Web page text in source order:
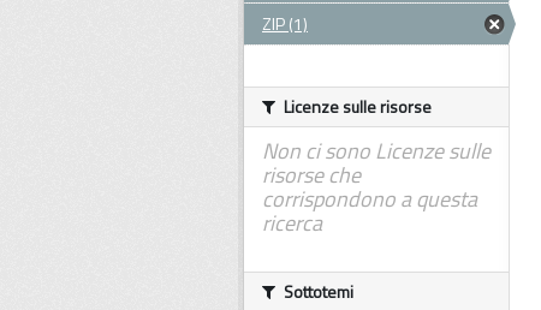
ZIP (1)
Licenze sulle risorse
Non ci sono Licenze sulle
risorse che
corrispondono a questa
ricerca
Sottotemi